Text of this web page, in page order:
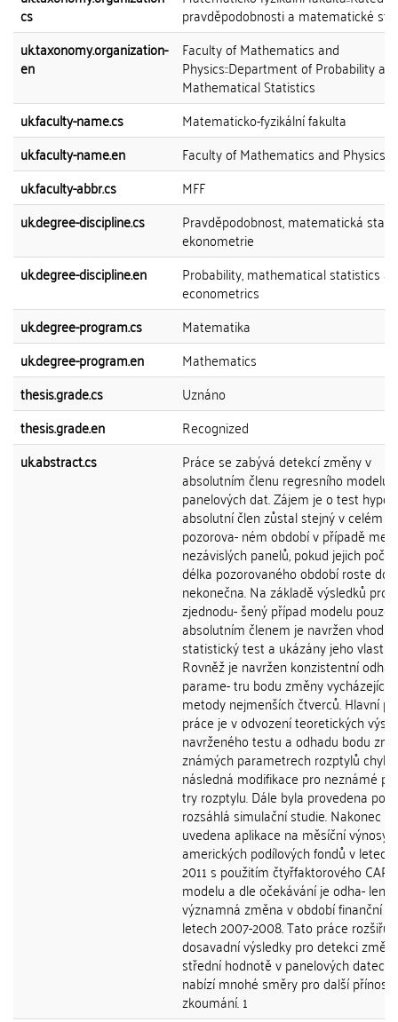
cs
pravděpodobnosti a matematické
uk.taxonomy.organization-
en
Faculty of Mathematics and
Physics::Department of Probability
Mathematical Statistics
uk.faculty-name.cs
Matematicko-fyzikální fakulta
uk.faculty-name.en
Faculty of Mathematics and Physics
uk.faculty-abbr.cs
MFF
uk.degree-discipline.cs
Pravděpodobnost, matematická
ekonometrie
uk.degree-discipline.en
Probability, mathematical statistics
econometrics
uk.degree-program.cs
Matematika
uk.degree-program.en
Mathematics
thesis.grade.cs
Uznáno
thesis.grade.en
Recognized
uk.abstract.cs
Práce se zabývá detekcí změny v
absolutním členu regresního modelu
panelových dat. Zájem je o test
absolutní člen zůstal stejný v celém
pozorova- ném období v případě
nezávislých panelů, pokud jejich
délka pozorovaného období roste do
nekonečna. Na základě výsledků pro
zjednodu- šený případ modelu pouze
absolutním členem je navržen vhodný
statistický test a ukázány jeho
Rovněž je navržen konzistentní odhad
parame- tru bodu změny vycházející z
metody nejmenších čtverců. Hlavní
práce je v odvození teoretických
navrženého testu a odhadu bodu
známých parametrech rozptylů chyb
následná modifikace pro neznámé
try rozptylu. Dále byla provedena
rozsáhlá simulační studie. Nakonec je
uvedena aplikace na měsíční výnosy
amerických podílových fondů v
2011 s použitím čtyřfaktorového
modelu a dle očekávání je odha- lena
významná změna v období finanční
letech 2007-2008. Tato práce
dosavadní výsledky pro detekci změn
střední hodnotě v panelových datech
nabízí mnohé směry pro další
zkoumání. 1